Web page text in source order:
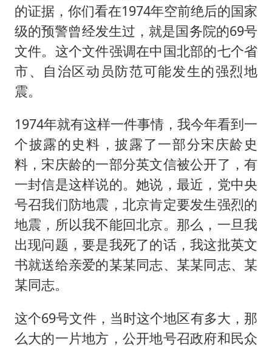
的证据，你们看在1974年空前绝后的国家
级的预警曾经发生过，就是国务院的69号
文件。这个文件强调在中国北部的七个省
市、自治区动员防范可能发生的强烈地
震。
1974年就有这样一件事情，我今年看到一
个披露的史料，披露了一部分宋庆龄史
料，宋庆龄的一部分英文信被公开了，有
一封信是这样说的。她说，最近，党中央
号召我们防地震，北京肯定要发生强烈的
地震，所以我不能回北京。那么，一旦我
出现问题，要是我死了的话，我这批英文
书就送给亲爱的某某同志、某某同志、某
某同志。
这个69号文件，当时这个地区有多大，那
么大的一片地方，公开地号召政府和民众